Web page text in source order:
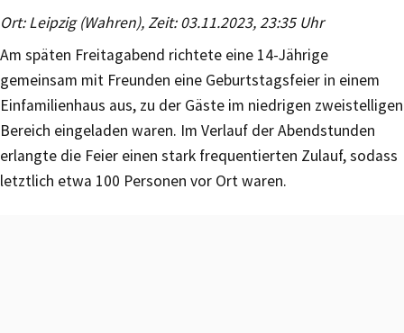
Ort: Leipzig (Wahren), Zeit: 03.11.2023, 23:35 Uhr
Am späten Freitagabend richtete eine 14-Jährige
gemeinsam mit Freunden eine Geburtstagsfeier in einem
Einfamilienhaus aus, zu der Gäste im niedrigen zweistelligen
Bereich eingeladen waren. Im Verlauf der Abendstunden
erlangte die Feier einen stark frequentierten Zulauf, sodass
letztlich etwa 100 Personen vor Ort waren.